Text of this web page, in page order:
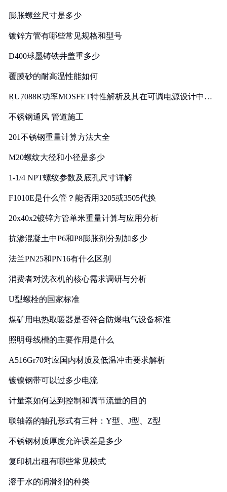
膨胀螺丝尺寸是多少
镀锌方管有哪些常见规格和型号
D400球墨铸铁井盖重多少
覆膜砂的耐高温性能如何
RU7088R功率MOSFET特性解析及其在可调电源设计中的
不锈钢通风 管道施工
201不锈钢重量计算方法大全
M20螺纹大径和小径是多少
1-1/4 NPT螺纹参数及底孔尺寸详解
F1010E是什么管？能否用3205或3505代换
20x40x2镀锌方管单米重量计算与应用分析
抗渗混凝土中P6和P8膨胀剂分别加多少
法兰PN25和PN16有什么区别
消费者对洗衣机的核心需求调研与分析
U型螺栓的国家标准
煤矿用电热取暖器是否符合防爆电气设备标准
照明母线槽的主要作用是什么
A516Gr70对应国内材质及低温冲击要求解析
镀镍钢带可以过多少电流
计量泵如何达到控制和调节流量的目的
联轴器的轴孔形式有三种：Y型、J型、Z型
不锈钢材质厚度允许误差是多少
复印机出租有哪些常见模式
溶于水的润滑剂的种类